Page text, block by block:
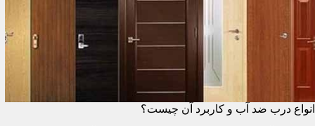
انواع درب ضد آب و کاربرد آن چیست؟